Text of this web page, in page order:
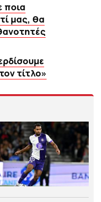
ποια
μας, θα
τίτλο»